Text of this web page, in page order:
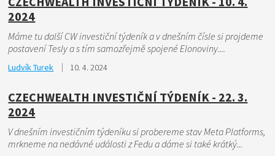
2024
Máme tu další CW investiční týdeník a v dnešním čísle si projdeme
postavení Tesly a s tím samozřejmě spojené Elonoviny....
Ludvík Turek 10. 4. 2024
CZECHWEALTH INVESTIČNÍ TÝDENÍK - 22. 3.
2024
V dnešním investičním týdeníku si probereme stav Meta Platforms,
mrkneme na nedávné události z Fedu a dáme si také krátký...